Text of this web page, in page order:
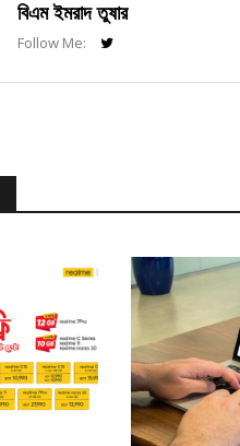
বিএম ইমরাদ তুষার
Follow Me: